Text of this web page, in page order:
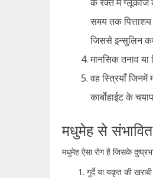
समय तक
जिससे इन्सुलिन
मानसिक तनाव या
वह स्त्रियाँ जिनमें
कार्बोहाईट के
मधुमेह से संभावित
मधुमेह ऐसा रोग है जिसके
गुर्दे या यकृत की खराबी